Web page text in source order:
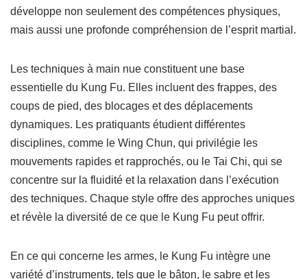
développe non seulement des compétences physiques,
mais aussi une profonde compréhension de l’esprit martial.
Les techniques à main nue constituent une base
essentielle du Kung Fu. Elles incluent des frappes, des
coups de pied, des blocages et des déplacements
dynamiques. Les pratiquants étudient différentes
disciplines, comme le Wing Chun, qui privilégie les
mouvements rapides et rapprochés, ou le Tai Chi, qui se
concentre sur la fluidité et la relaxation dans l’exécution
des techniques. Chaque style offre des approches uniques
et révèle la diversité de ce que le Kung Fu peut offrir.
En ce qui concerne les armes, le Kung Fu intègre une
variété d’instruments, tels que le bâton, le sabre et les